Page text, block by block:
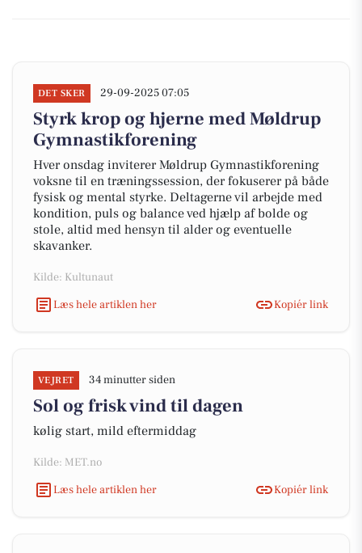
DET SKER 29-09-2025 07:05
Styrk krop og hjerne med Møldrup
Gymnastikforening
Hver onsdag inviterer Møldrup Gymnastikforening
voksne til en træningssession, der fokuserer på både
fysisk og mental styrke. Deltagerne vil arbejde med
kondition, puls og balance ved hjælp af bolde og
stole, altid med hensyn til alder og eventuelle
skavanker.
Kilde: Kultunaut
Læs hele artiklen her
Kopiér link
VEJRET 34 minutter siden
Sol og frisk vind til dagen
kølig start, mild eftermiddag
Kilde: MET.no
Læs hele artiklen her
Kopiér link